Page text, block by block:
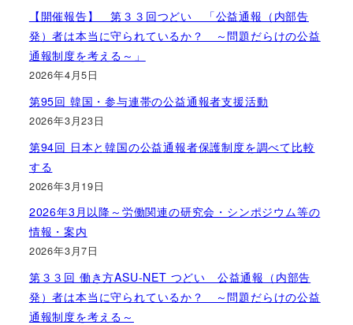
【開催報告】 第３３回つどい 「公益通報（内部告
発）者は本当に守られているか？ ～問題だらけの公益
通報制度を考える～」
2026年4月5日
第95回 韓国・参与連帯の公益通報者支援活動
2026年3月23日
第94回 日本と韓国の公益通報者保護制度を調べて比較
する
2026年3月19日
2026年3月以降～労働関連の研究会・シンポジウム等の
情報・案内
2026年3月7日
第３３回 働き方ASU-NET つどい 公益通報（内部告
発）者は本当に守られているか？ ～問題だらけの公益
通報制度を考える～